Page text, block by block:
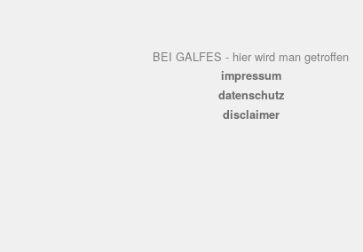
BEI GALFES - hier wird man getroffen
impressum
datenschutz
disclaimer